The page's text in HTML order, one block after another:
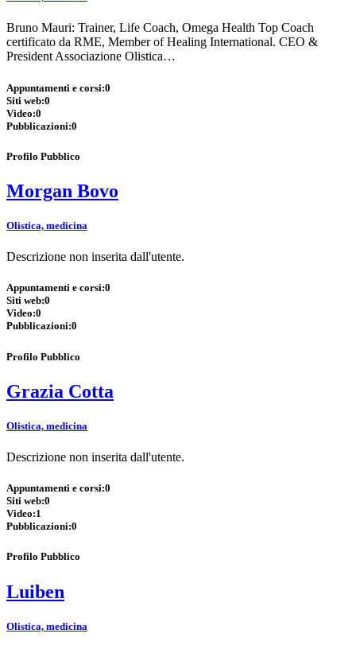
Bruno Mauri: Trainer, Life Coach, Omega Health Top Coach
certificato da RME, Member of Healing International. CEO &
President Associazione Olistica…
Appuntamenti e corsi:0
Siti web:0
Video:0
Pubblicazioni:0
Profilo Pubblico
Morgan Bovo
Olistica, medicina
Descrizione non inserita dall'utente.
Appuntamenti e corsi:0
Siti web:0
Video:0
Pubblicazioni:0
Profilo Pubblico
Grazia Cotta
Olistica, medicina
Descrizione non inserita dall'utente.
Appuntamenti e corsi:0
Siti web:0
Video:1
Pubblicazioni:0
Profilo Pubblico
Luiben
Olistica, medicina